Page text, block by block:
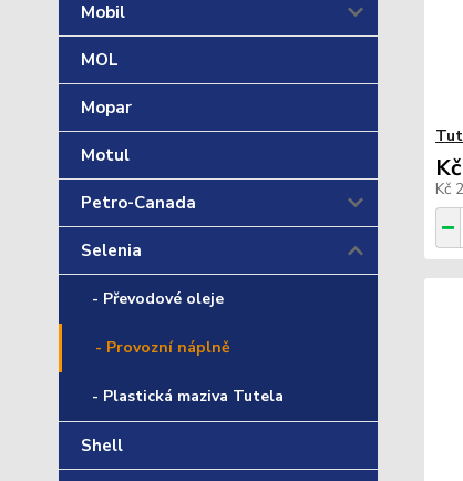
Mobil
MOL
Mopar
Motul
Petro-Canada
Selenia
- Převodové oleje
- Provozní náplně
- Plastická maziva Tutela
Shell
Kč